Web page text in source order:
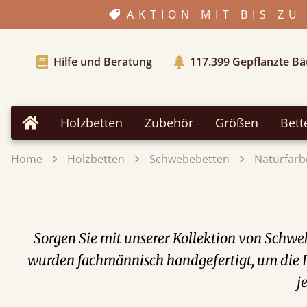
AKTION MIT BIS ZU
Hilfe und Beratung 117.399 Gepflanzte
Home Holzbetten Zubehör Größen
Home Holzbetten Schwebebetten
Sorgen Sie mit unserer Kollektion von
wurden fachmännisch handgefertigt, um